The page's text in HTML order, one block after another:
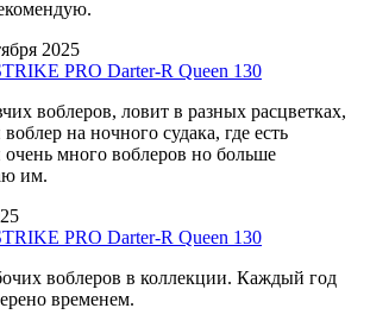
2025
PRO Darter-R Queen 130
воблеров, ловит в разных расцветках,
на ночного судака, где есть
очень много воблеров но больше
им.
PRO Darter-R Queen 130
воблеров в коллекции. Каждый год
временем.